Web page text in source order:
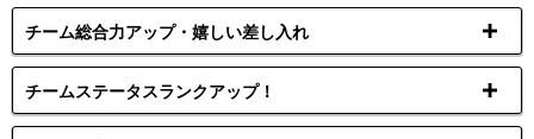
チーム総合力アップ・嬉しい差し入れ
チームステータスランクアップ！